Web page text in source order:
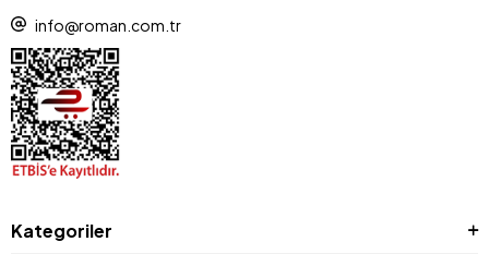
info@roman.com.tr
Kategoriler